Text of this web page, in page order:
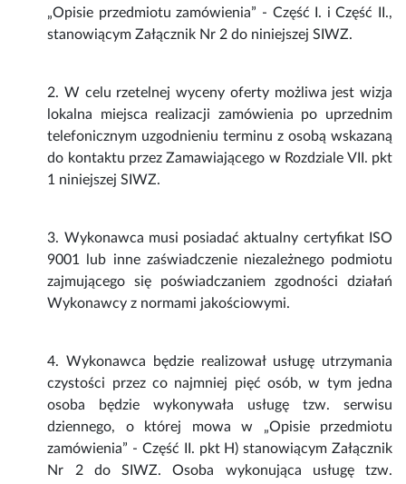
„Opisie przedmiotu zamówienia” - Część I. i Część II.,
stanowiącym Załącznik Nr 2 do niniejszej SIWZ.
2. W celu rzetelnej wyceny oferty możliwa jest wizja
lokalna miejsca realizacji zamówienia po uprzednim
telefonicznym uzgodnieniu terminu z osobą wskazaną
do kontaktu przez Zamawiającego w Rozdziale VII. pkt
1 niniejszej SIWZ.
3. Wykonawca musi posiadać aktualny certyfikat ISO
9001 lub inne zaświadczenie niezależnego podmiotu
zajmującego się poświadczaniem zgodności działań
Wykonawcy z normami jakościowymi.
4. Wykonawca będzie realizował usługę utrzymania
czystości przez co najmniej pięć osób, w tym jedna
osoba będzie wykonywała usługę tzw. serwisu
dziennego, o której mowa w „Opisie przedmiotu
zamówienia” - Część II. pkt H) stanowiącym Załącznik
Nr 2 do SIWZ. Osoba wykonująca usługę tzw.